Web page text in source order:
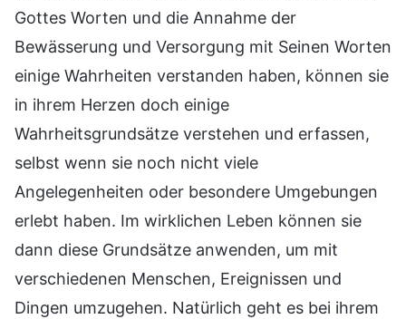
Gottes Worten und die Annahme der
Bewässerung und Versorgung mit Seinen Worten
einige Wahrheiten verstanden haben, können sie
in ihrem Herzen doch einige
Wahrheitsgrundsätze verstehen und erfassen,
selbst wenn sie noch nicht viele
Angelegenheiten oder besondere Umgebungen
erlebt haben. Im wirklichen Leben können sie
dann diese Grundsätze anwenden, um mit
verschiedenen Menschen, Ereignissen und
Dingen umzugehen. Natürlich geht es bei ihrem